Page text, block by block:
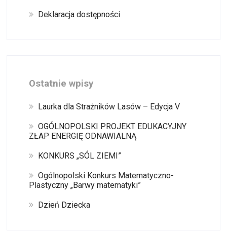
Deklaracja dostępności
Ostatnie wpisy
Laurka dla Strażników Lasów – Edycja V
OGÓLNOPOLSKI PROJEKT EDUKACYJNY
ZŁAP ENERGIĘ ODNAWIALNĄ
KONKURS „SÓL ZIEMI”
Ogólnopolski Konkurs Matematyczno-
Plastyczny „Barwy matematyki”
Dzień Dziecka